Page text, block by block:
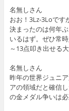
名無しさん
おお！3Lz-3Loです
決まったのは何年
いるはず。ぜひ常
～13点叩き出せる大
名無しさん
昨年の世界ジュニ
アの領域だと確信
の金メダル争いは必